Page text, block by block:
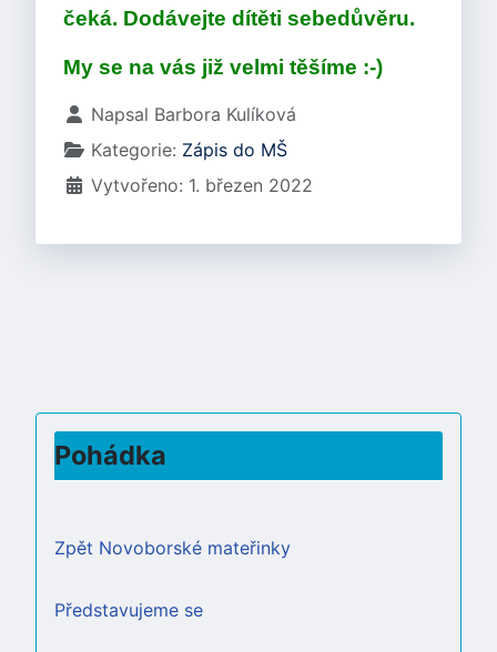
čeká. Dodávejte dítěti sebedůvěru.
My se na vás již velmi těšíme :-)
Základní údaje
Napsal Barbora Kulíková
Kategorie: Zápis do MŠ
Vytvořeno: 1. březen 2022
Pohádka
Zpět Novoborské mateřinky
Představujeme se